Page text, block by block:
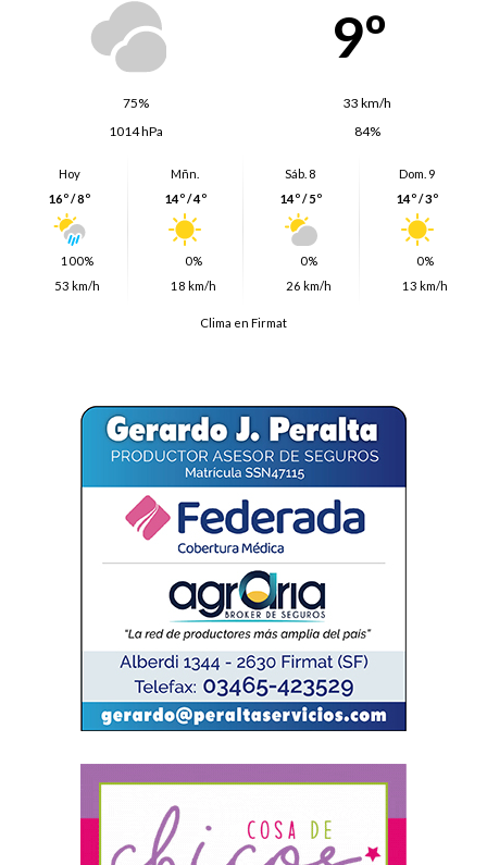
9º
75%
33 km/h
1014 hPa
84%
Hoy
16º / 8º
100%
53 km/h
Mñn.
14º / 4º
0%
18 km/h
Sáb. 8
14º / 5º
0%
26 km/h
Dom. 9
14º / 3º
0%
13 km/h
Clima en Firmat